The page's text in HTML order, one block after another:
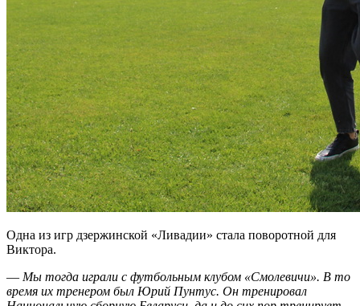
Одна из игр дзержинской «Ливадии» стала поворотной для
Виктора.
— Мы тогда играли с футбольным клубом «Смолевичи». В то
время их тренером был Юрий Пунтус. Он тренировал